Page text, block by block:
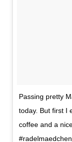
Passing pretty
today. But first I
coffee and a